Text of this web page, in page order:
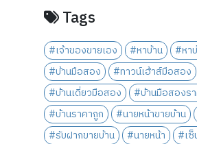
Tags
#เจ้าของขายเอง #หาบ้าน
#หา
#บ้านมือสอง
#ทาวน์เฮ้าส์มือสอง
#บ้านเดี่ยวมือสอง
#บ้านมือสองร
#บ้านราคาถูก
#นายหน้าขายบ้าน
#รับฝากขายบ้าน
#นายหน้า
#เซ็